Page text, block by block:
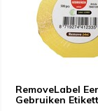
RemoveLabel
Gebruiken